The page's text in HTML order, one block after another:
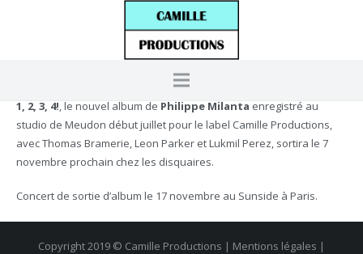
1, 2, 3, 4! , le nouvel album de Philippe Milanta enregistré au
studio de Meudon début juillet pour le label Camille Productions,
avec Thomas Bramerie, Leon Parker et Lukmil Perez, sortira le 7
novembre prochain chez les disquaires.
Concert de sortie d’album le 17 novembre au Sunside à Paris.
Copyright 2019 © Camille Productions | Mentions légales |